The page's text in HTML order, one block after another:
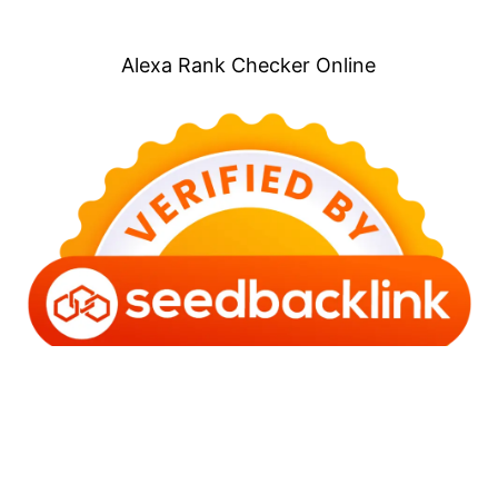
Alexa Rank Checker Online